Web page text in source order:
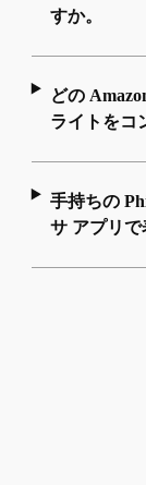
すか。
どの
ライトをコ
手持ちの
サ アプリで